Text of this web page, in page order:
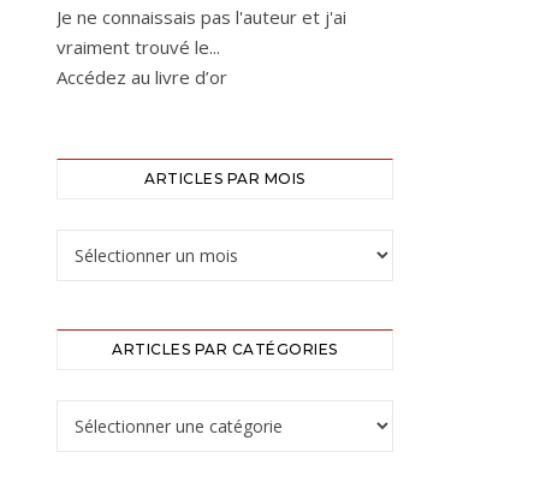
Je ne connaissais pas l'auteur et j'ai
vraiment trouvé le...
Accédez au livre d’or
ARTICLES PAR MOIS
ARTICLES PAR CATÉGORIES